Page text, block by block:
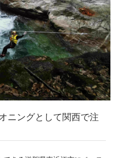
ニングとして関西で注